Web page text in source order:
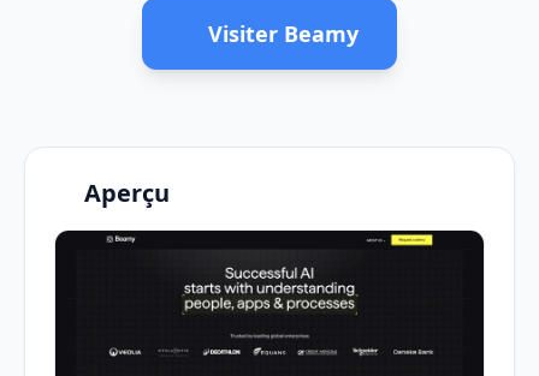
Visiter Beamy
Aperçu